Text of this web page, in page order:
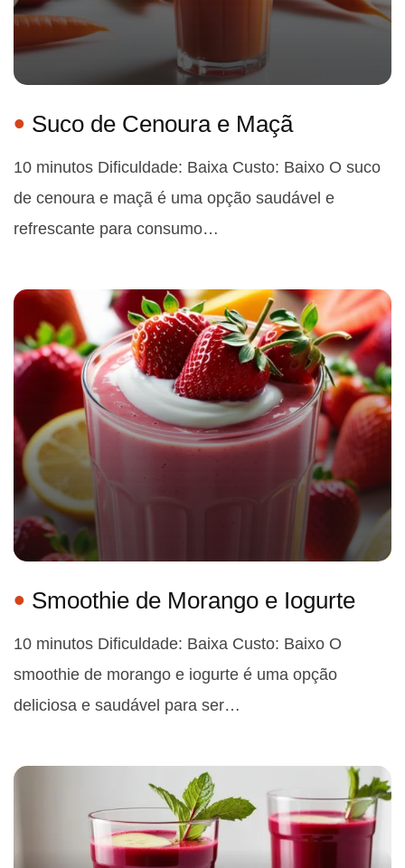
Suco de Cenoura e Maçã
10 minutos Dificuldade: Baixa Custo: Baixo O suco
de cenoura e maçã é uma opção saudável e
refrescante para consumo…
Smoothie de Morango e Iogurte
10 minutos Dificuldade: Baixa Custo: Baixo O
smoothie de morango e iogurte é uma opção
deliciosa e saudável para ser…